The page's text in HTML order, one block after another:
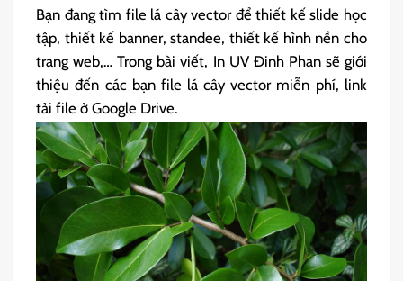
Bạn đang tìm file lá cây vector để thiết kế slide học
tập, thiết kế banner, standee, thiết kế hình nền cho
trang web,… Trong bài viết, In UV Đinh Phan sẽ giới
thiệu đến các bạn file lá cây vector miễn phí, link
tải file ở Google Drive.